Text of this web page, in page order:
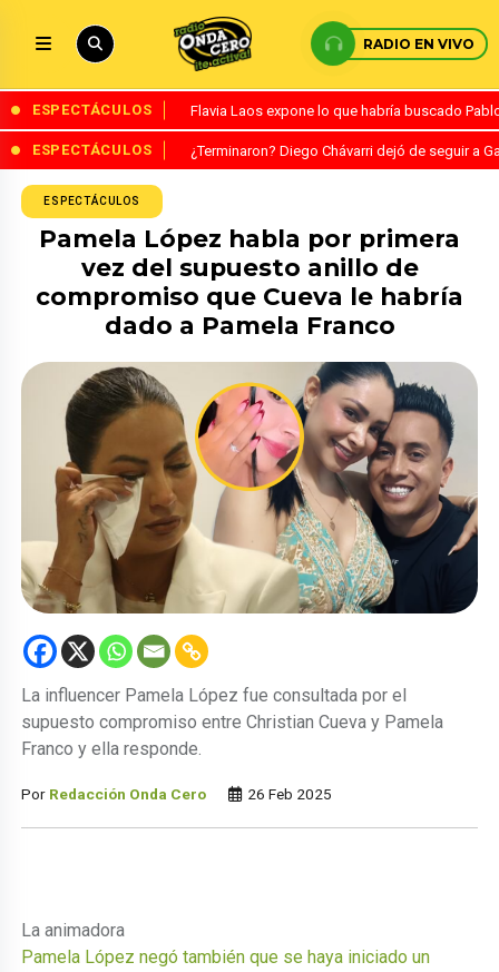
RADIO EN VIVO
ESPECTÁCULOS Flavia Laos expone lo que habría buscado
ESPECTÁCULOS ¿Terminaron? Diego Chávarri dejó de seguir a
ESPECTÁCULOS
Pamela López habla por primera
vez del supuesto anillo de
compromiso que Cueva le habría
dado a Pamela Franco
La influencer Pamela López fue consultada por el
supuesto compromiso entre Christian Cueva y Pamela
Franco y ella responde.
Por Redacción Onda Cero 26 Feb 2025
La animadora
Pamela López negó también que se haya iniciado un